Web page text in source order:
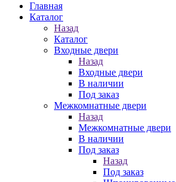
Главная
Каталог
Назад
Каталог
Входные двери
Назад
Входные двери
В наличии
Под заказ
Межкомнатные двери
Назад
Межкомнатные двери
В наличии
Под заказ
Назад
Под заказ